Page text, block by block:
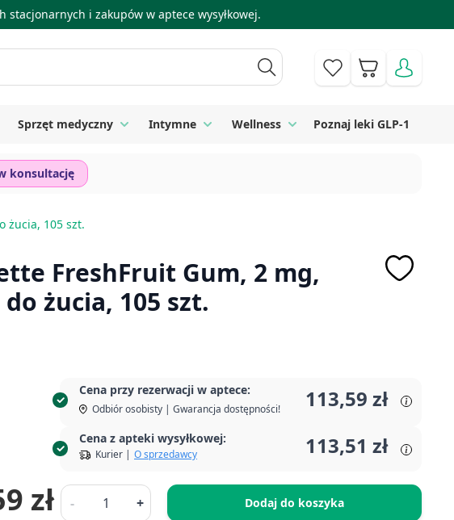
stacjonarnych i zakupów w aptece wysyłkowej.
Koszyk
Kosmetyki
submenu for Higiena
Sprzęt medyczny Toggle submenu for Sprzęt medyczny
Intymne Toggle submenu for Intymne
Wellness Toggle submenu for Wellness
Poznaj leki GLP-1
konsultację
żucia, 105 szt.
FreshFruit Gum, 2 mg,
żucia, 105 szt.
Cena przy rezerwacji w aptece:
Odbiór osobisty | Gwarancja dostępności! 113,59 zł
Cena z apteki wysyłkowej:
Kurier | O sprzedawcy 113,51 zł
zł -
Ilość
+ Dodaj do koszyka